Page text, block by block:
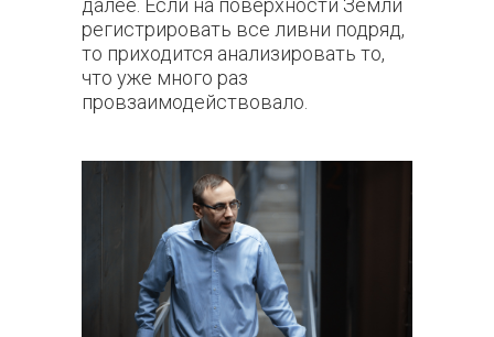
далее. Если на поверхности Земли
регистрировать все ливни подряд,
то приходится анализировать то,
что уже много раз
провзаимодействовало.